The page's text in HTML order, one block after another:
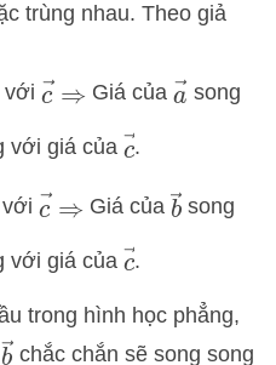
trùng nhau. Theo giả
vớic →⇒Giá củaa →
song
với giá của c→
.
vớic →⇒Giá của b →
song
với giá của c→
.
trong hình học phẳng,
b →
chắc chắn sẽ song song